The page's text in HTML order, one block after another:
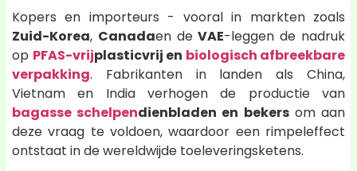
Kopers en importeurs - vooral in markten zoals
Zuid-Korea, Canadaen deVAE-leggen de nadruk
op PFAS-vrijplasticvrij en biologisch afbreekbare
verpakking. Fabrikanten in landen als China,
Vietnam en India verhogen de productie van
bagasse schelpendienbladen en bekersom aan
deze vraag te voldoen, waardoor een rimpeleffect
ontstaat in de wereldwijde toeleveringsketens.